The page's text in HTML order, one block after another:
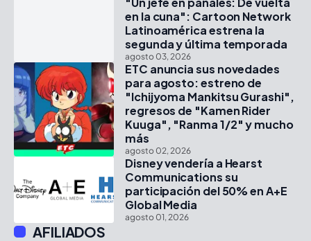
en la cuna": Cartoon Network
Latinoamérica estrena la
segunda y última temporada
agosto 03, 2026
ETC anuncia sus novedades
para agosto: estreno de
"Ichijyoma Mankitsu Gurashi",
regresos de "Kamen Rider
Kuuga", "Ranma 1/2" y mucho
más
agosto 02, 2026
Disney vendería a Hearst
Communications su
participación del 50% en A+E
Global Media
agosto 01, 2026
AFILIADOS